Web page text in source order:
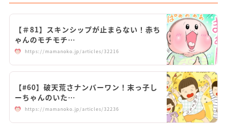
【＃81】スキンシップが止まらない！赤ち
ゃんのモチモチ…
https://mamanoko.jp/articles/32216
【#60】破天荒さナンバーワン！末っ子し
ーちゃんのいた…
https://mamanoko.jp/articles/32236